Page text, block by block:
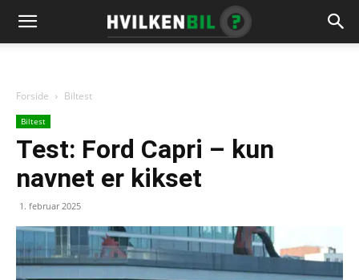
Forside Biltest
Biltest
Test: Ford Capri – kun
navnet er kikset
1. februar 2025